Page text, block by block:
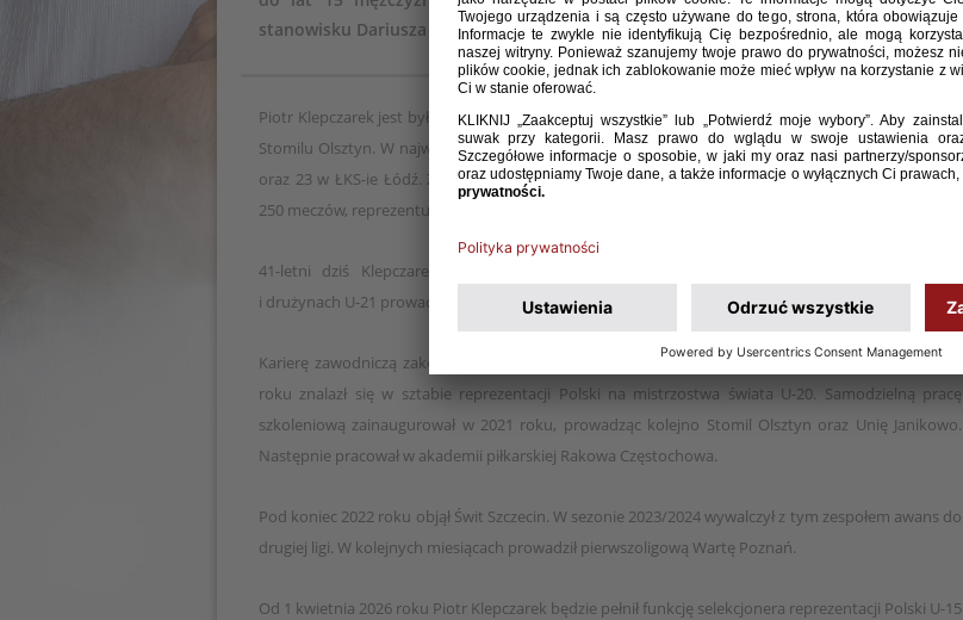
stanowisku Dariusza Gęsiora.
Piotr Klepczarek jest byłym piłkarzem, który zadebiutował w Ekstraklasie w wieku 17 lat w barwach
Stomilu Olsztyn. W najwyższej klasie rozgrywkowej w Polsce rozegrał 25 spotkań – dwa w Stomilu
oraz 23 w ŁKS-ie Łódź. Znacznie więcej występów zanotował na jej zapleczu, gdzie rozegrał blisko
250 meczów, reprezentując głównie barwy Dolcanu Ząbki, Znicza Pruszków i Polonii Warszawa.
41-letni dziś Klepczarek był także reprezentantem Polski U-17 w kadrze Michała Globisza
i drużynach U-21 prowadzonych przez Władysława Żmudę oraz Andrzeja Zamilskiego.
Karierę zawodniczą zakończył po sezonie 2018/2019, od razu rozpoczynając tę trenerską. W 2019
roku znalazł się w sztabie reprezentacji Polski na mistrzostwa świata U-20. Samodzielną pracę
szkoleniową zainaugurował w 2021 roku, prowadząc kolejno Stomil Olsztyn oraz Unię Janikowo.
Następnie pracował w akademii piłkarskiej Rakowa Częstochowa.
Pod koniec 2022 roku objął Świt Szczecin. W sezonie 2023/2024 wywalczył z tym zespołem awans do
drugiej ligi. W kolejnych miesiącach prowadził pierwszoligową Wartę Poznań.
Od 1 kwietnia 2026 roku Piotr Klepczarek będzie pełnił funkcję selekcjonera reprezentacji Polski U-15